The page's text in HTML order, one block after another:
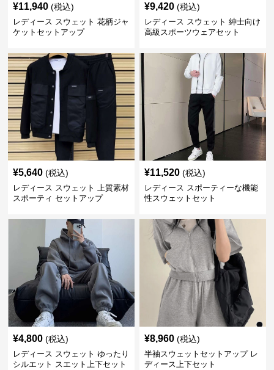
¥11,940 (税込)
レディース スウェット 花柄ジャ
ケットセットアップ
¥9,420 (税込)
レディース スウェット 紳士向け
高級スポーツウェアセット
¥5,640 (税込)
レディース スウェット 上質素材
スポーティ セットアップ
¥11,520 (税込)
レディース スポーティーな機能
性スウェットセット
¥4,800 (税込)
レディース スウェット ゆったり
シルエット スエット上下セット
¥8,960 (税込)
半袖スウェットセットアップ レ
ディース上下セット